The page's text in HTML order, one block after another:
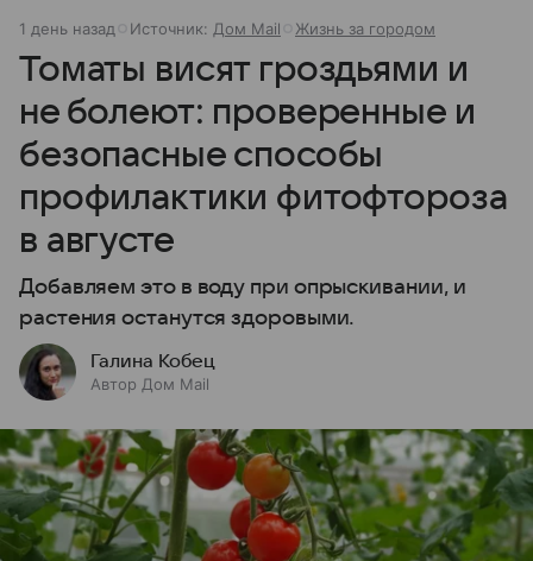
1 день назад Источник: Дом Mail Жизнь за городом
Томаты висят гроздьями и
не болеют: проверенные и
безопасные способы
профилактики фитофтороза
в августе
Добавляем это в воду при опрыскивании, и
растения останутся здоровыми.
Галина Кобец
Автор Дом Mail